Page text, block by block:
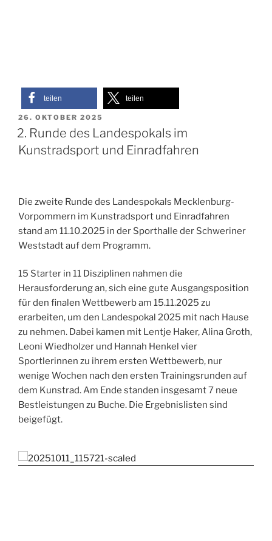
teilen teilen
VERÖFFENTLICHT
AM
26. OKTOBER 2025
2. Runde des Landespokals im
Kunstradsport und Einradfahren
Die zweite Runde des Landespokals Mecklenburg-
Vorpommern im Kunstradsport und Einradfahren
stand am 11.10.2025 in der Sporthalle der Schweriner
Weststadt auf dem Programm.
15 Starter in 11 Disziplinen nahmen die
Herausforderung an, sich eine gute Ausgangsposition
für den finalen Wettbewerb am 15.11.2025 zu
erarbeiten, um den Landespokal 2025 mit nach Hause
zu nehmen. Dabei kamen mit Lentje Haker, Alina Groth,
Leoni Wiedholzer und Hannah Henkel vier
Sportlerinnen zu ihrem ersten Wettbewerb, nur
wenige Wochen nach den ersten Trainingsrunden auf
dem Kunstrad. Am Ende standen insgesamt 7 neue
Bestleistungen zu Buche. Die Ergebnislisten sind
beigefügt.